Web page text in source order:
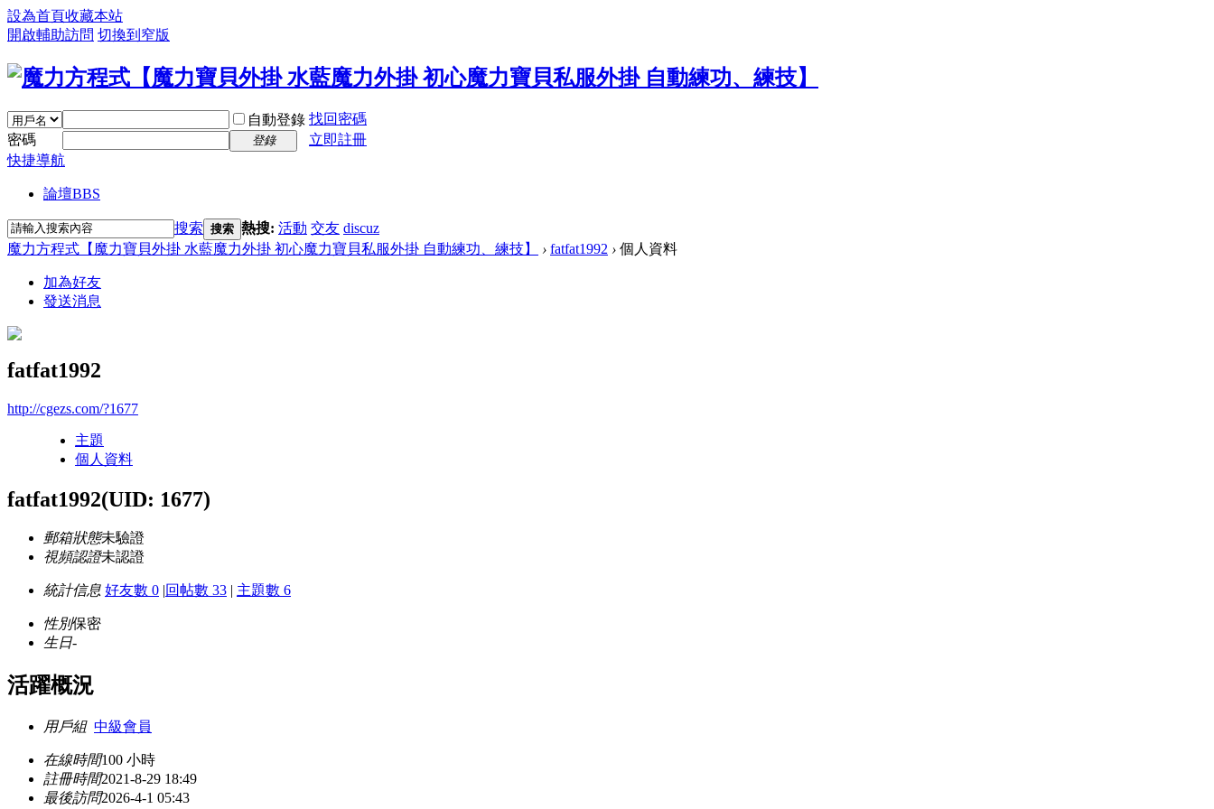
設為首頁收藏本站
開啟輔助訪問 切換到窄版
自動登錄 找回密碼
密碼
登錄
立即註冊
快捷導航
論壇BBS
搜索 搜索 熱搜: 活動 交友 discuz
魔力方程式【魔力寶貝外掛 水藍魔力外掛 初心魔力寶貝私服外掛 自動練功、練技】
› fatfat1992 › 個人資料
加為好友
發送消息
fatfat1992
http://cgezs.com/?1677
主題
個人資料
fatfat1992(UID: 1677)
郵箱狀態未驗證
視頻認證未認證
統計信息 好友數 0 |回帖數 33 | 主題數 6
性別保密
生日-
活躍概況
用戶組 中級會員
在線時間100 小時
註冊時間2021-8-29 18:49
最後訪問2026-4-1 05:43